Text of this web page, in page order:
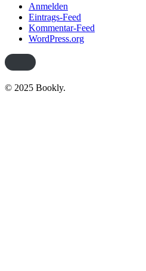
Anmelden
Eintrags-Feed
Kommentar-Feed
WordPress.org
© 2025 Bookly.